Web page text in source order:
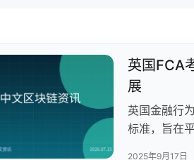
英国FCA
展
英国金融行
标准，旨在
2025年9月17日